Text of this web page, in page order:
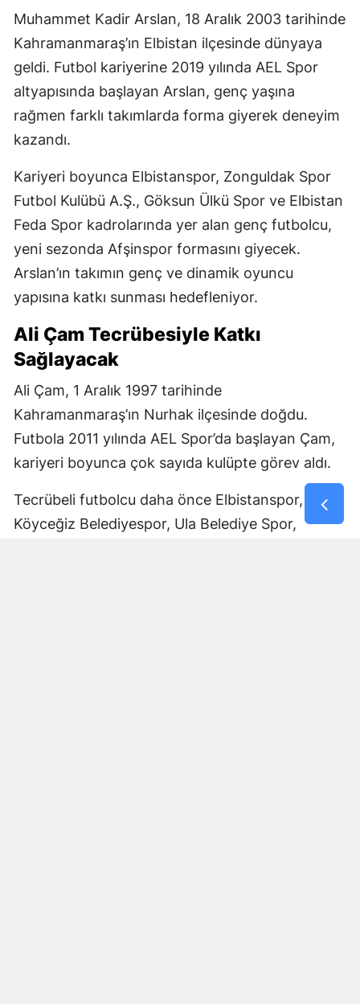
Muhammet Kadir Arslan, 18 Aralık 2003 tarihinde
Kahramanmaraş’ın Elbistan ilçesinde dünyaya
geldi. Futbol kariyerine 2019 yılında AEL Spor
altyapısında başlayan Arslan, genç yaşına
rağmen farklı takımlarda forma giyerek deneyim
kazandı.
Kariyeri boyunca Elbistanspor, Zonguldak Spor
Futbol Kulübü A.Ş., Göksun Ülkü Spor ve Elbistan
Feda Spor kadrolarında yer alan genç futbolcu,
yeni sezonda Afşinspor formasını giyecek.
Arslan’ın takımın genç ve dinamik oyuncu
yapısına katkı sunması hedefleniyor.
Ali Çam Tecrübesiyle Katkı
Sağlayacak
Ali Çam, 1 Aralık 1997 tarihinde
Kahramanmaraş’ın Nurhak ilçesinde doğdu.
Futbola 2011 yılında AEL Spor’da başlayan Çam,
kariyeri boyunca çok sayıda kulüpte görev aldı.
Tecrübeli futbolcu daha önce Elbistanspor,
Köyceğiz Belediyespor, Ula Belediye Spor,